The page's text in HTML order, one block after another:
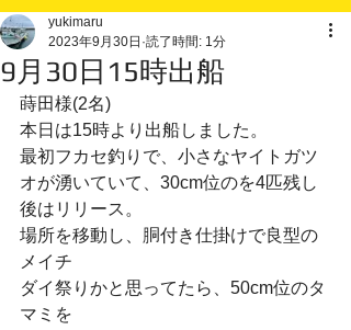
9月30日15時出船
yukimaru
2023年9月30日 読了時間: 1分
蒔田様(2名)
本日は15時より出船しました。
最初フカセ釣りで、小さなヤイトガツ
オが湧いていて、30cm位のを4匹残し
後はリリース。
場所を移動し、胴付き仕掛けで良型の
メイチ
ダイ祭りかと思ってたら、50cm位のタ
マミを